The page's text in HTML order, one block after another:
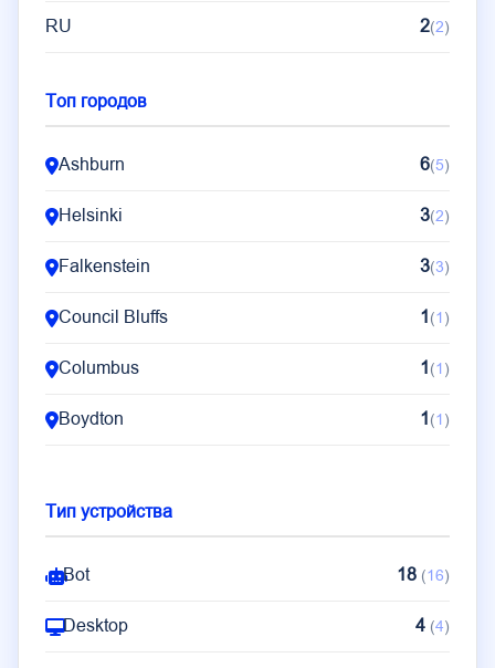
RU 2(2)
Топ городов
Ashburn 6(5)
Helsinki 3(2)
Falkenstein 3(3)
Council Bluffs 1(1)
Columbus 1(1)
Boydton 1(1)
Тип устройства
Bot 18 (16)
Desktop 4 (4)